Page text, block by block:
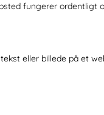
fungerer ordentligt
eller billede på et